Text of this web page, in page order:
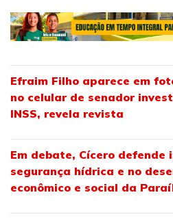
Efraim Filho aparece em
no celular de senador
INSS, revela revista
Em debate, Cícero defende
segurança hídrica e no
econômico e social da